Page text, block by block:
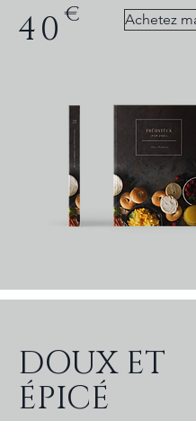
€
40 Achetez
DOUX ET
ÉPICÉ